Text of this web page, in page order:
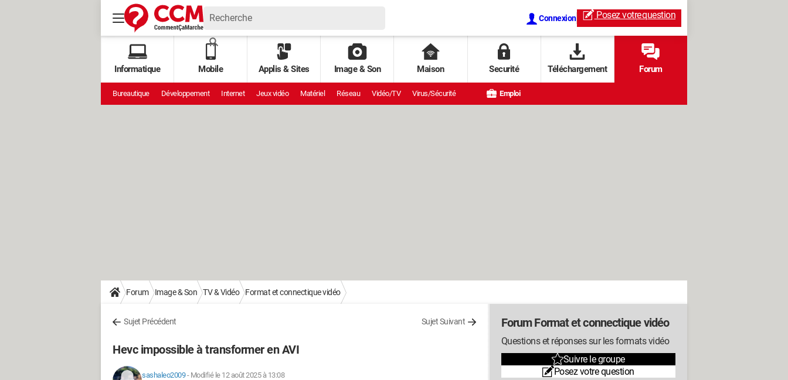
Connexion Posez votrequestion
Informatique Mobile Applis & Sites Image & Son Maison Securité Téléchargement Forum
Bureautique Développement Internet Jeux vidéo Matériel Réseau Vidéo/TV Virus/Sécurité Emploi
Forum Image & Son TV & Vidéo Format et connectique vidéo
Sujet Précédent Sujet Suivant
Hevc impossible à transformer en AVI
sashaleo2009- Modifié le 12 août 2025 à 13:08
Forum Format et connectique vidéo
Questions et réponses sur les formats vidéo
Suivre le groupe
Posez votre question